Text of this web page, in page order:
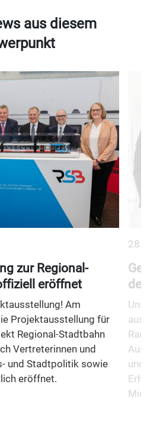
aus diesem
zur Regional-
eröffnet
Am
Projektausstellung für
Regional-Stadtbahn
Vertreterinnen und
und Stadtpolitik sowie
eröffnet.